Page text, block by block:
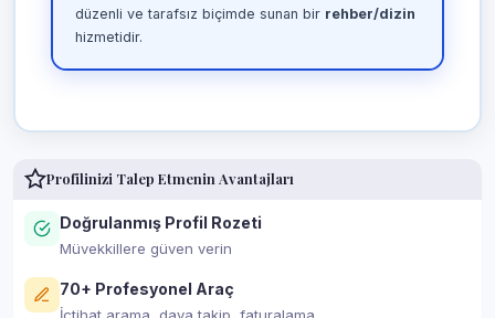
düzenli ve tarafsız biçimde sunan bir rehber/dizin
hizmetidir.
Profilinizi Talep Etmenin Avantajları
Doğrulanmış Profil Rozeti
Müvekkillere güven verin
70+ Profesyonel Araç